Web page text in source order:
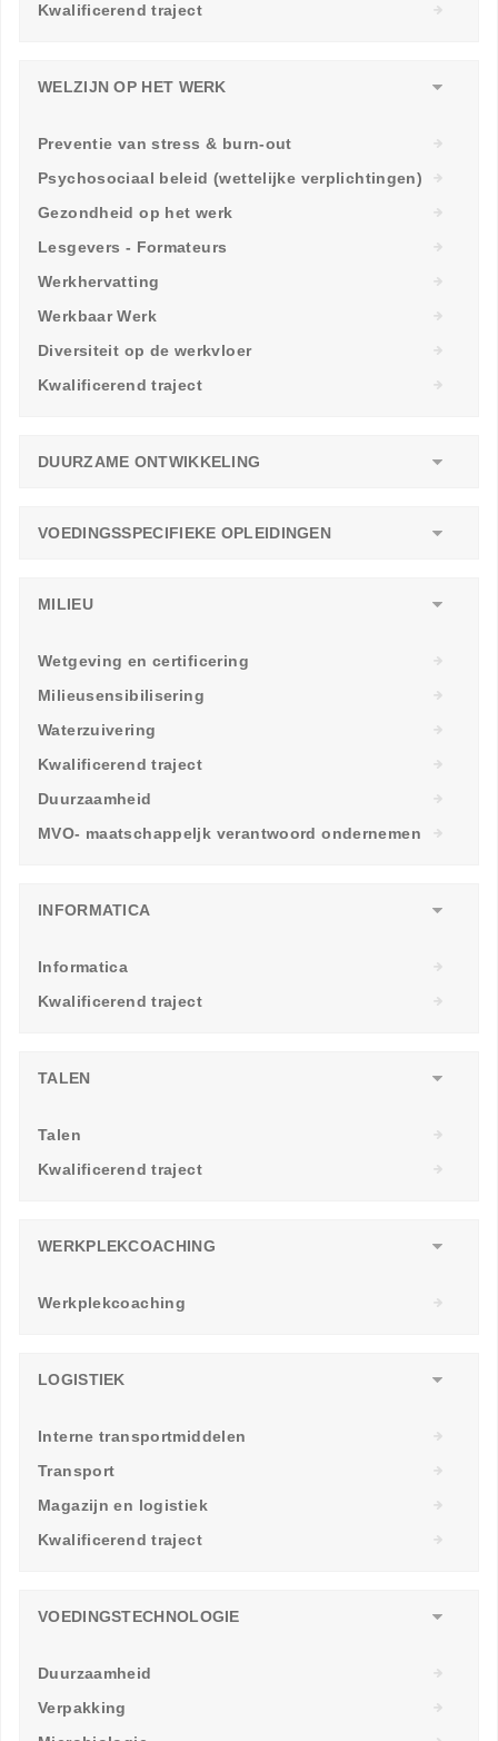
Kwalificerend traject
WELZIJN OP HET WERK
Preventie van stress & burn-out
Psychosociaal beleid (wettelijke verplichtingen)
Gezondheid op het werk
Lesgevers - Formateurs
Werkhervatting
Werkbaar Werk
Diversiteit op de werkvloer
Kwalificerend traject
DUURZAME ONTWIKKELING
VOEDINGSSPECIFIEKE OPLEIDINGEN
MILIEU
Wetgeving en certificering
Milieusensibilisering
Waterzuivering
Kwalificerend traject
Duurzaamheid
MVO- maatschappeljk verantwoord ondernemen
INFORMATICA
Informatica
Kwalificerend traject
TALEN
Talen
Kwalificerend traject
WERKPLEKCOACHING
Werkplekcoaching
LOGISTIEK
Interne transportmiddelen
Transport
Magazijn en logistiek
Kwalificerend traject
VOEDINGSTECHNOLOGIE
Duurzaamheid
Verpakking